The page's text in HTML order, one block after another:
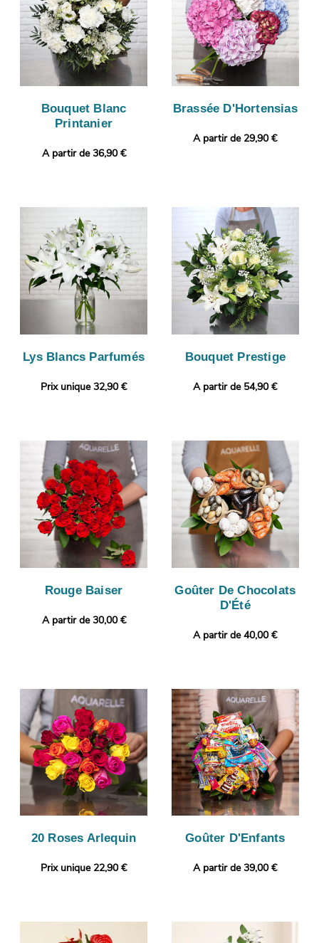
Bouquet Blanc
Printanier
A partir de 36,90 €
Brassée D'Hortensias
A partir de 29,90 €
Lys Blancs Parfumés
Prix unique 32,90 €
Bouquet Prestige
A partir de 54,90 €
Rouge Baiser
A partir de 30,00 €
Goûter De Chocolats
D'Été
A partir de 40,00 €
20 Roses Arlequin
Prix unique 22,90 €
Goûter D'Enfants
A partir de 39,00 €